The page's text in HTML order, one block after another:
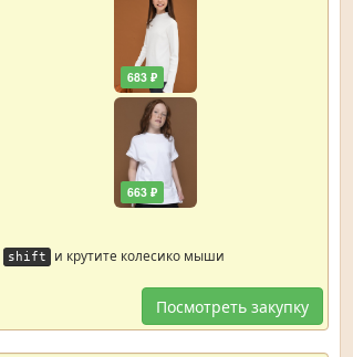
683 ₽
663 ₽
shift и крутите колесико мыши
Посмотреть закупку